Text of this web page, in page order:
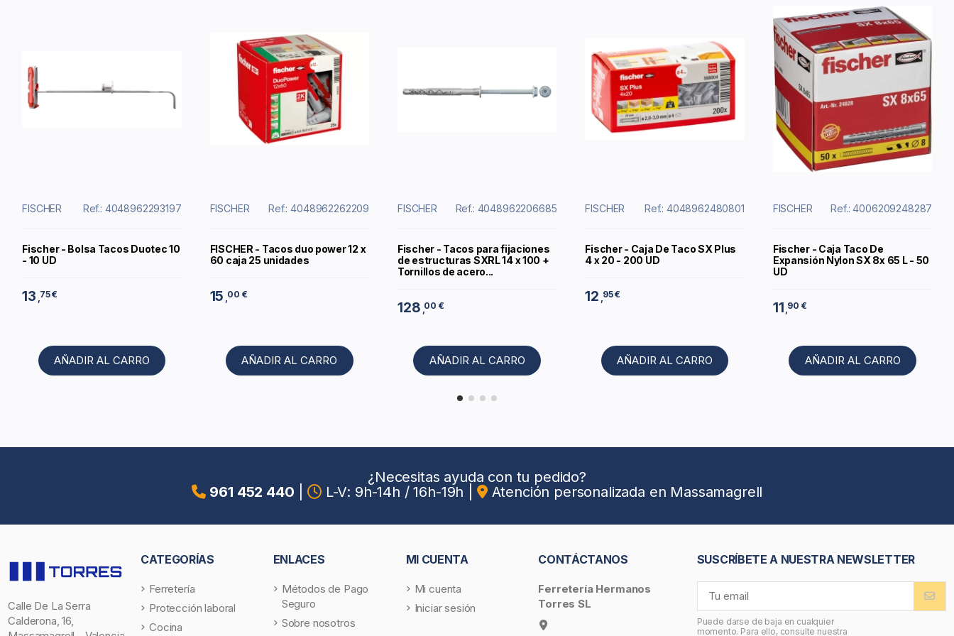
FISCHER Ref.: 4048962293197
Fischer - Bolsa Tacos Duotec 10
- 10 UD
13 ,75 €
AÑADIR AL CARRO
FISCHER Ref.: 4048962262209
FISCHER - Tacos duo power 12 x
60 caja 25 unidades
15 ,00 €
AÑADIR AL CARRO
FISCHER Ref.: 4048962206685
Fischer - Tacos para fijaciones
de estructuras SXRL 14 x 100 +
Tornillos de acero...
128 ,00 €
AÑADIR AL CARRO
FISCHER Ref.: 4048962480801
Fischer - Caja De Taco SX Plus
4 x 20 - 200 UD
12 ,95 €
AÑADIR AL CARRO
FISCHER Ref.: 4006209248287
Fischer - Caja Taco De
Expansión Nylon SX 8x 65 L - 50
UD
11 ,90 €
AÑADIR AL CARRO
¿Necesitas ayuda con tu pedido?
961 452 440
L-V: 9h-14h / 16h-19h Atención personalizada en Massamagrell
Calle De La Serra
Calderona, 16,
CATEGORÍAS
Ferretería
Protección laboral
Cocina
ENLACES
Métodos de Pago
Seguro
Sobre nosotros
MI CUENTA
Mi cuenta
Iniciar sesión
CONTÁCTANOS
Ferretería Hermanos
Torres SL
SUSCRÍBETE A NUESTRA NEWSLETTER
Puede darse de baja en cualquier
momento. Para ello, consulte nuestra